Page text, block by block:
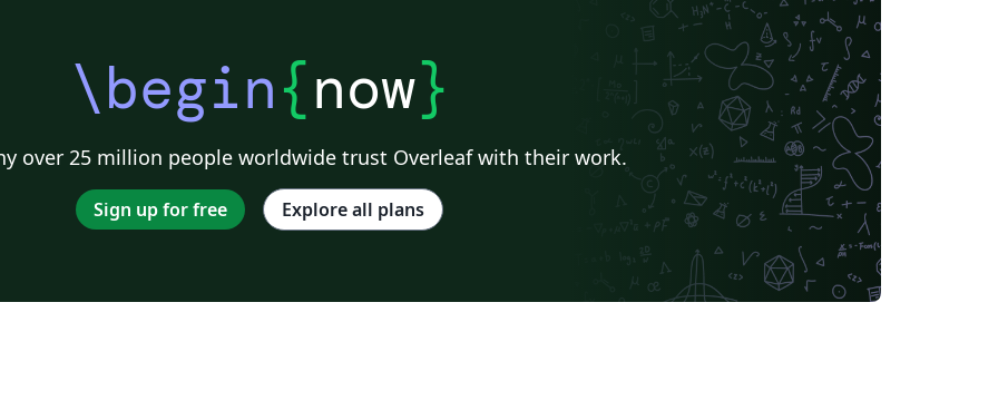
\begin{now}
over 25 million people worldwide trust Overleaf with their work.
Sign up for free Explore all plans